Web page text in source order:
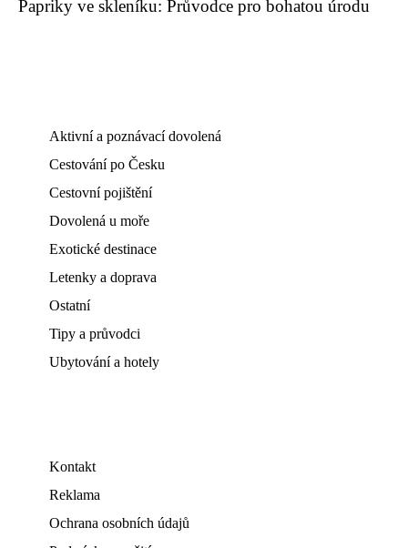
Papriky ve skleníku: Průvodce pro bohatou úrodu
Aktivní a poznávací dovolená
Cestování po Česku
Cestovní pojištění
Dovolená u moře
Exotické destinace
Letenky a doprava
Ostatní
Tipy a průvodci
Ubytování a hotely
Kontakt
Reklama
Ochrana osobních údajů